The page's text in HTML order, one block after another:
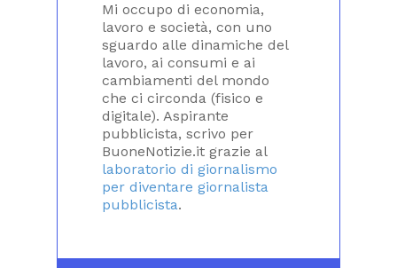
Mi occupo di economia,
lavoro e società, con uno
sguardo alle dinamiche del
lavoro, ai consumi e ai
cambiamenti del mondo
che ci circonda (fisico e
digitale). Aspirante
pubblicista, scrivo per
BuoneNotizie.it grazie al
laboratorio di giornalismo
per diventare giornalista
pubblicista.